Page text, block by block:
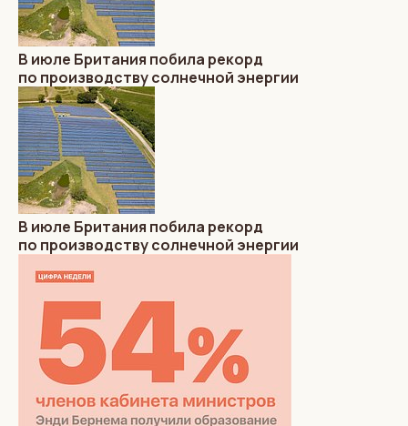
В июле Британия побила рекорд
по производству солнечной энергии
В июле Британия побила рекорд
по производству солнечной энергии